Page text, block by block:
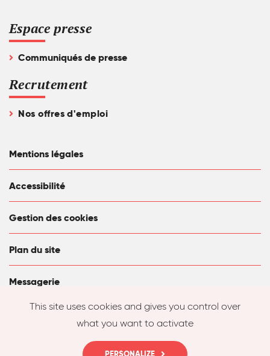
Espace presse
Communiqués de presse
Recrutement
Nos offres d'emploi
Mentions légales
Accessibilité
Gestion des cookies
Plan du site
Messagerie
This site uses cookies and gives you control over
what you want to activate
PERSONALIZE